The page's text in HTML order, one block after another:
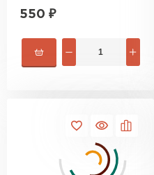
550 ₽